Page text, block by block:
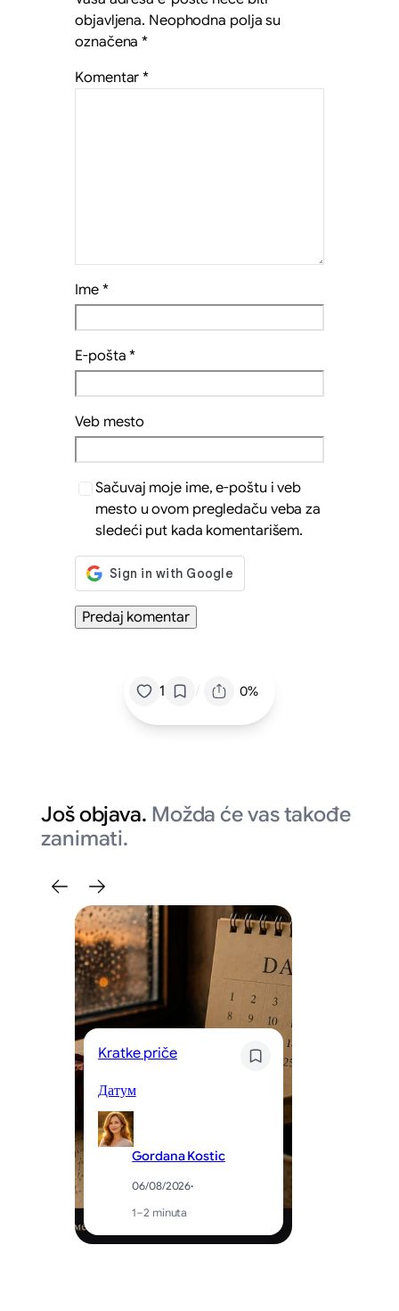
objavljena. Neophodna polja su
označena*
Komentar*
Ime *
E-pošta*
Veb mesto
Sačuvaj moje ime, e-poštu i veb
mesto u ovom pregledaču veba za
sledeći put kada komentarišem.
1 / 0%
Još objava. Možda će vas takođe
zanimati.
Kratke priče
Датум
Gordana Kostic
06/08/2026·
1–2 minuta